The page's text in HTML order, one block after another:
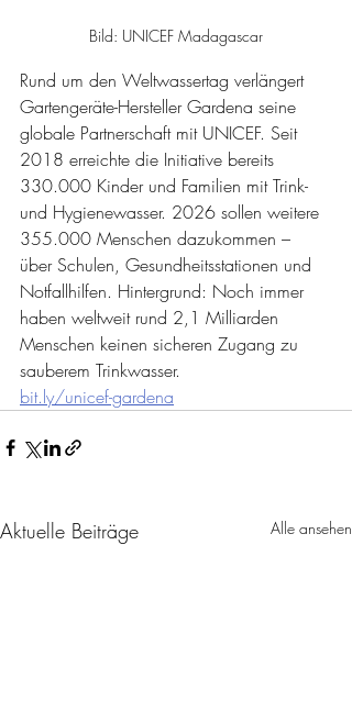
Bild: UNICEF Madagascar
Rund um den Weltwassertag verlängert
Gartengeräte-Hersteller Gardena seine
globale Partnerschaft mit UNICEF. Seit
2018 erreichte die Initiative bereits
330.000 Kinder und Familien mit Trink-
und Hygienewasser. 2026 sollen weitere
355.000 Menschen dazukommen –
über Schulen, Gesundheitsstationen und
Notfallhilfen. Hintergrund: Noch immer
haben weltweit rund 2,1 Milliarden
Menschen keinen sicheren Zugang zu
sauberem Trinkwasser.
bit.ly/unicef-gardena
Aktuelle Beiträge Alle ansehen